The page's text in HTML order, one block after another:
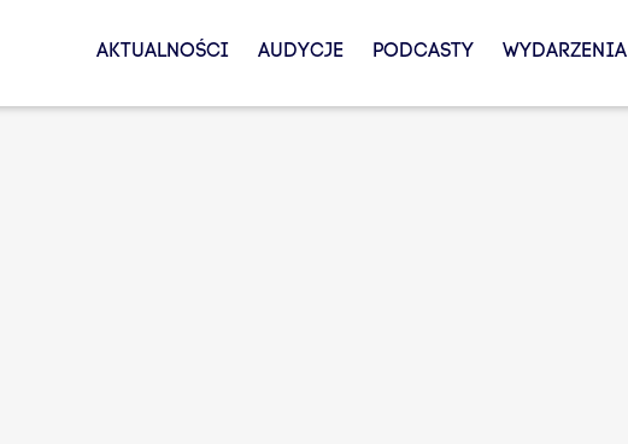
AKTUALNOŚCI AUDYCJE PODCASTY WYDARZENIA